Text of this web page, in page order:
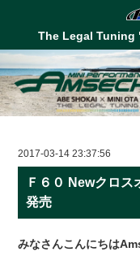
The Legal Tuning
2017-03-14 23:37:56
Ｆ６０ Newクロス
発売
みなさんこんにちは